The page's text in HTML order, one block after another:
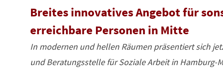
Breites innovatives Angebot für
erreichbare Personen in Mitte
In modernen und hellen Räumen präsentiert sich
und Beratungsstelle für Soziale Arbeit in Hamburg-